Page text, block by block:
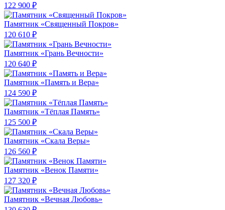
122 900 ₽
Памятник «Священный Покров»
120 610 ₽
Памятник «Грань Вечности»
120 640 ₽
Памятник «Память и Вера»
124 590 ₽
Памятник «Тёплая Память»
125 500 ₽
Памятник «Скала Веры»
126 560 ₽
Памятник «Венок Памяти»
127 320 ₽
Памятник «Вечная Любовь»